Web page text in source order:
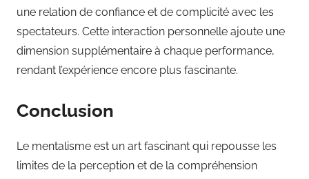
une relation de confiance et de complicité avec les
spectateurs. Cette interaction personnelle ajoute une
dimension supplémentaire à chaque performance,
rendant l’expérience encore plus fascinante.
Conclusion
Le mentalisme est un art fascinant qui repousse les
limites de la perception et de la compréhension